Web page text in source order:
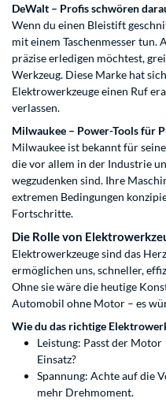
DeWalt – Profis schwören
Wenn du einen Bleistift
mit einem Taschenmesser
präzise erledigen möchtest,
Werkzeug. Diese Marke hat
Elektrowerkzeuge einen Ruf
verlassen.
Milwaukee – Power-Tools für
Milwaukee ist bekannt für
die vor allem in der Industrie
wegzudenken sind. Ihre
extremen Bedingungen
Fortschritte.
Die Rolle von
Elektrowerkzeuge sind das
ermöglichen uns, schneller,
Ohne sie wäre die heutige
Automobil ohne Motor – es
Wie du das richtige
Leistung: Passt der
Einsatz?
Spannung: Achte auf die
mehr Drehmoment.